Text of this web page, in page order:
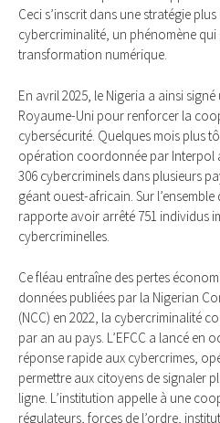
Ceci s’inscrit dans une stratégie
cybercriminalité, un phénomène qui
transformation numérique.
En avril 2025, le Nigeria a ainsi
Royaume-Uni pour renforcer la
cybersécurité. Quelques mois plus
opération coordonnée par Interpol
306 cybercriminels dans plusieurs
géant ouest-africain. Sur
rapporte avoir arrêté 751 individus
cybercriminelles.
Ce fléau entraîne des pertes
données publiées par la Nigerian
(NCC) en 2022, la cybercriminalité
par an au pays. L’EFCC a lancé en
réponse rapide aux cybercrimes,
permettre aux citoyens de signaler
ligne. L’institution appelle à une
régulateurs, forces de l’ordre,